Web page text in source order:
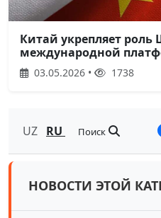
Китай укрепляет
международной
03.05.2026 • 1738
UZ RU Поиск
НОВОСТИ ЭТОЙ